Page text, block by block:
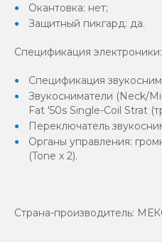
Окантовка: нет;
Защитный пикгард: да.
Спецификация электроники:
Спецификация
Звукосниматели (Neck/
Fat '50s Single-Coil Strat
Переключатель
Органы управления:
(Tone х 2).
Страна-производитель: